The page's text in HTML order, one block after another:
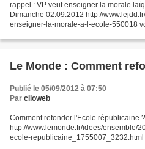
rappel : VP veut enseigner la morale
Dimanche 02.09.2012 http://
enseigner-la-morale-a-l-ecole-550018
Le Monde : Comment
Publié le 05/09/2012 à 07:50
Par clioweb
Comment refonder l'Ecole républicaine
http://www.lemonde.fr/idees/ensemble/
ecole-